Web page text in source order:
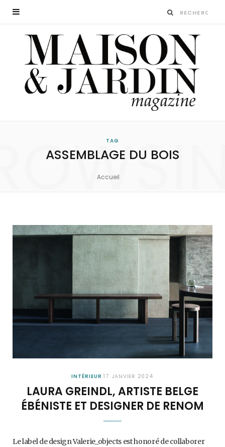
TAG
ASSEMBLAGE DU BOIS
Accueil
INTÉRIEUR 17 JANVIER 2024
LAURA GREINDL, ARTISTE BELGE
ÉBÉNISTE ET DESIGNER DE RENOM
Le label de design Valerie_objects est honoré de collaborer